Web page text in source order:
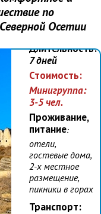
по
Осетии
воскресенье с
июня по
ноябрь 2025
Длительность:
7 дней
Стоимость:
Минигруппа:
3-5 чел.
Проживание,
питание:
отели,
гостевые дома,
2-х местное
размещение,
пикники в горах
Транспорт: